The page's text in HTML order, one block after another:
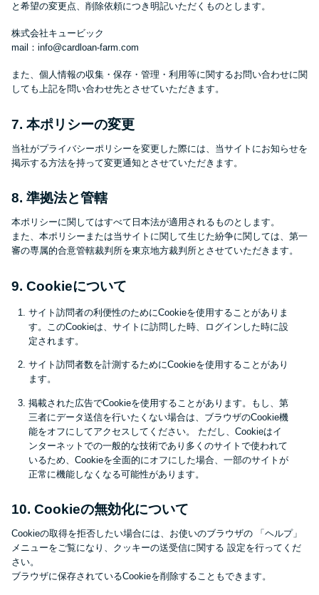
へのバレにくさや将来への影響
を解説
ソフト闇金とは？悪質な手口に
は要注意！
てはいけない理由と借りた場合
の対処法
申し込みブラックとは?判断の目
安や審査に通らない理由
ブラックでもお金を借りるに
る？ 自分がブラックか確かめる
方法
アコムとレイクどっちがいい
底解説！
プロミスの返済方法を徹底解
説！ もっとも便利でお得な返済
と希望の変更点、削除依頼につき明記いただくものとします。
株式会社キュービック
mail：info@cardloan-farm.com
また、個人情報の収集・保存・管理・利用等に関するお問い合わせに関
しても上記を問い合わせ先とさせていただきます。
7. 本ポリシーの変更
当社がプライバシーポリシーを変更した際には、当サイトにお知らせを
掲示する方法を持って変更通知とさせていただきます。
8. 準拠法と管轄
本ポリシーに関してはすべて日本法が適用されるものとします。
また、本ポリシーまたは当サイトに関して生じた紛争に関しては、第一
審の専属的合意管轄裁判所を東京地方裁判所とさせていただきます。
9. Cookieについて
サイト訪問者の利便性のためにCookieを使用することがありま
す。このCookieは、サイトに訪問した時、ログインした時に設
定されます。
サイト訪問者数を計測するためにCookieを使用することがあり
ます。
掲載された広告でCookieを使用することがあります。もし、第
三者にデータ送信を行いたくない場合は、ブラウザのCookie機
能をオフにしてアクセスしてください。 ただし、Cookieはイ
ンターネットでの一般的な技術であり多くのサイトで使われて
いるため、Cookieを全面的にオフにした場合、一部のサイトが
正常に機能しなくなる可能性があります。
10. Cookieの無効化について
Cookieの取得を拒否したい場合には、お使いのブラウザの 「ヘルプ」
メニューをご覧になり、クッキーの送受信に関する 設定を行ってくだ
さい。
ブラウザに保存されているCookieを削除することもできます。